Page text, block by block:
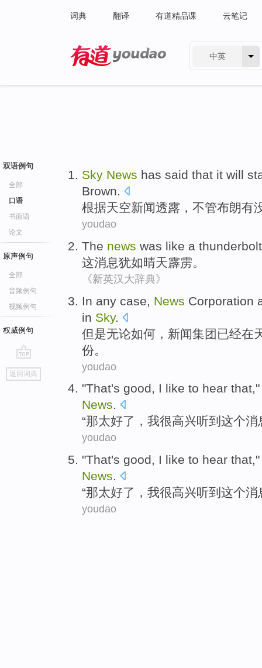
词典 翻译 有道精品课 云笔记
中英
双语例句
全部
口语
书面语
论文
原声例句
全部
音频例句
视频例句
权威例句
go
top
返回词典
Sky News has said that it will
Brown.
根据天空新闻透露 ，不管布朗有
youdao
The news was like a thunderbolt
这消息犹如晴天霹雳。
《新英汉大辞典》
In any case News Corporation
in Sky.
但是无论如何， 新闻集团 已经在
份 。
youdao
"That's good, I like to hear that
News.
“那太好了， 我很高兴听到 这个消
youdao
"That's good, I like to hear that
News.
“那太好了， 我很高兴听到 这个消
youdao